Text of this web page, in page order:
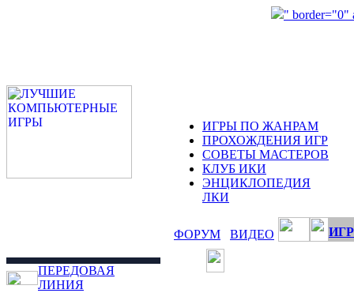
" border="0"
ИГРЫ ПО ЖАНРАМ
ПРОХОЖДЕНИЯ ИГР
СОВЕТЫ МАСТЕРОВ
КЛУБ ИКИ
ЭНЦИКЛОПЕДИЯ
ЛКИ
ФОРУМ ВИДЕО
ПЕРЕДОВАЯ
ЛИНИЯ